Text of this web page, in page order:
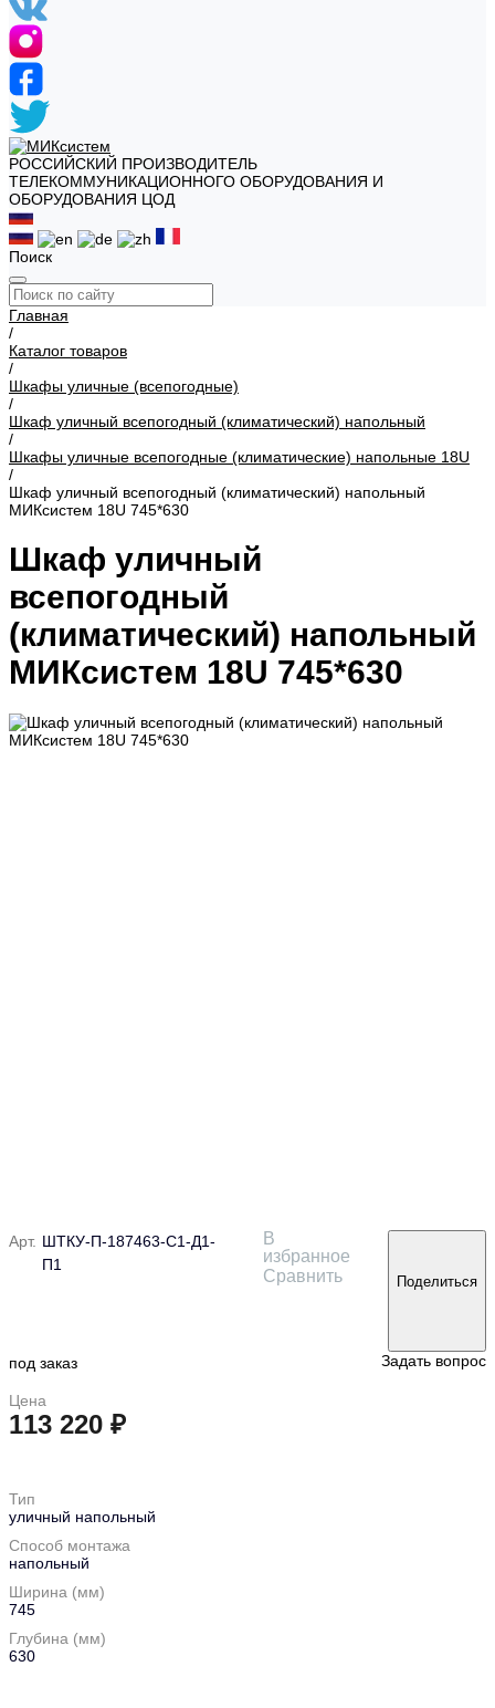
РОССИЙСКИЙ ПРОИЗВОДИТЕЛЬ
ТЕЛЕКОММУНИКАЦИОННОГО ОБОРУДОВАНИЯ И
ОБОРУДОВАНИЯ ЦОД
Поиск
Главная
/
Каталог товаров
/
Шкафы уличные (всепогодные)
/
Шкаф уличный всепогодный (климатический) напольный
/
Шкафы уличные всепогодные (климатические) напольные 18U
/
Шкаф уличный всепогодный (климатический) напольный
МИКсистем 18U 745*630
Шкаф уличный
всепогодный
(климатический) напольный
МИКсистем 18U 745*630
Арт. ШТКУ-П-187463-С1-Д1-
П1
В
избранное
Сравнить
Поделиться
под заказ Задать вопрос
Цена
113 220 ₽
Тип
уличный напольный
Способ монтажа
напольный
Ширина (мм)
745
Глубина (мм)
630